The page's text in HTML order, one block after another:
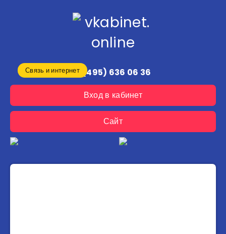
Связь и интернет8 (495) 636 06 36
Вход в кабинет
Сайт